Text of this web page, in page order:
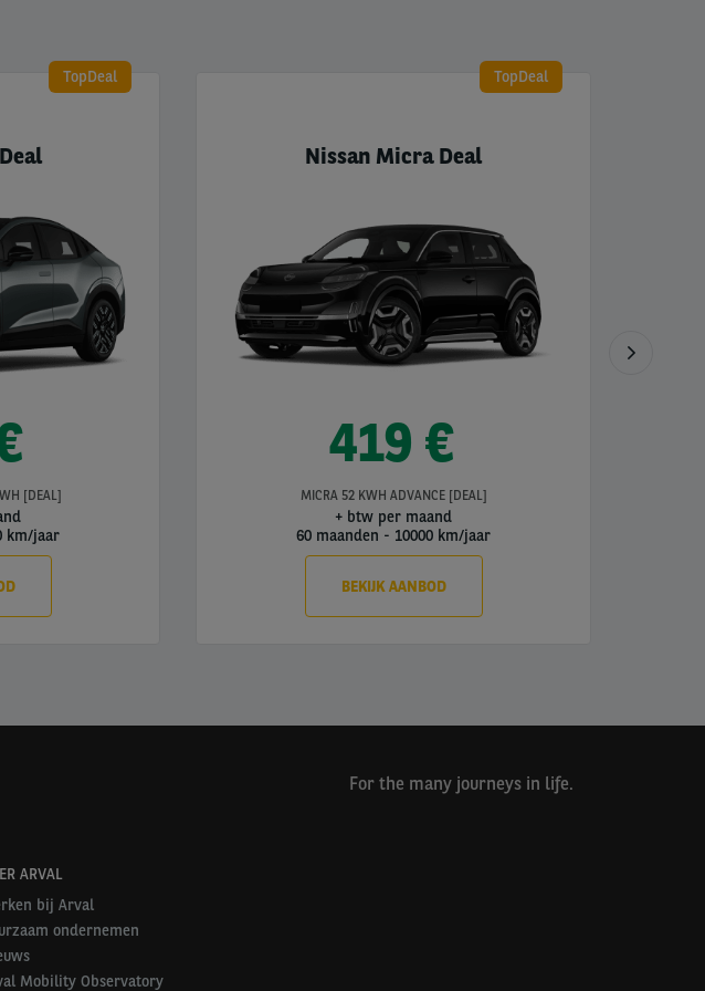
TopDeal
[DEAL]
km/jaar
TopDeal
Nissan Micra Deal
419 €
MICRA 52 KWH ADVANCE [DEAL]
+ btw per maand
60 maanden - 10000 km/jaar
BEKIJK AANBOD
For the many journeys in life.
ARVAL
bij Arval
ondernemen
Mobility Observatory